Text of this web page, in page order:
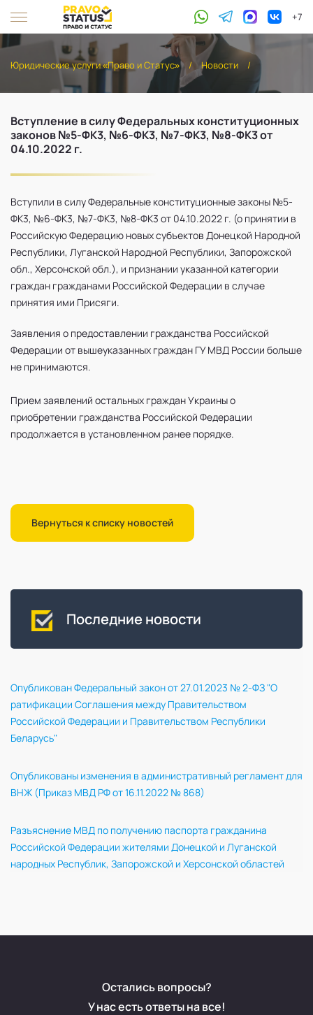
+7
Юридические услуги «Право и Статус» / Новости /
Вступление в силу Федеральных конституционных
законов №5-ФK3, №6-ФK3, №7-ФК3, №8-ФК3 от
04.10.2022 г.
Вступили в силу Федеральные конституционные законы №5-
ФK3, №6-ФK3, №7-ФК3, №8-ФК3 от 04.10.2022 г. (о принятии в
Российскую Федерацию новых субъектов Донецкой Народной
Республики, Луганской Народной Республики, Запорожской
обл., Херсонской обл.), и признании указанной категории
граждан гражданами Российской Федерации в случае
принятия ими Присяги.
Заявления о предоставлении гражданства Российской
Федерации от вышеуказанных граждан ГУ МВД России больше
не принимаются.
Прием заявлений остальных граждан Украины о
приобретении гражданства Российской Федерации
продолжается в установленном ранее порядке.
Вернуться к списку новостей
Последние новости
Опубликован Федеральный закон от 27.01.2023 № 2-ФЗ "О
ратификации Соглашения между Правительством
Российской Федерации и Правительством Республики
Беларусь"
Опубликованы изменения в административный регламент для
ВНЖ (Приказ МВД РФ от 16.11.2022 № 868)
Разъяснение МВД по получению паспорта гражданина
Российской Федерации жителями Донецкой и Луганской
народных Республик, Запорожской и Херсонской областей
Остались вопросы?
У нас есть ответы на все!